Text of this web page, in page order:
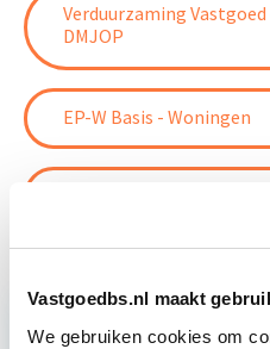
Vastgoedbs.nl maakt
We gebruiken cookies om
Verduurzaming Vastgoed
DMJOP
EP-W Basis - Woningen